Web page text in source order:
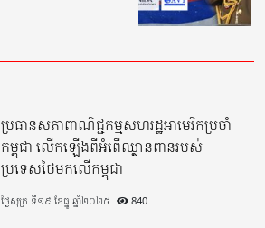
ប្រធានសភាពាណិជ្ជកម្មសហរដ្ឋអាមេរិកប្រចាំ
កម្ពុជា លើកឡើងពីអំពើឈ្លានពានរបស់
ប្រទេសថៃមកលើកម្ពុជា
ថ្ងៃសុក្រ ទី១៩ ខែធ្នូ ឆ្នាំ២០២៥ 840